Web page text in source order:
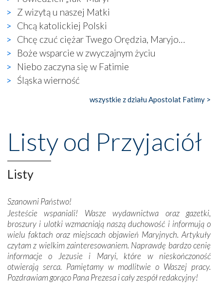
wizerunek Zbawiciela…
Zatem nawet w bezpośrednim otoczeniu sanktuarium
naocznie przekonaliśmy się, że wewnątrz Kościoła toczy
się ogromna walka o kształt katolicyzmu i o serca
wierzących. Do czego to zmaganie może prowadzić,
widzieliśmy w urokliwym, niewielkim mieście Obidos,
gdzie w miejscu dawnego kościoła działa dzisiaj…
księgarnia.
Nasze pielgrzymkowe wyprawy, których celem były
wznoszono na chwałę Bożą, na przykład – w podzięce za
Opatrznościową pomoc w wygranej bitwie o
niepodległość kraju. Zachwyt budziła potężna, a zarazem
misterna architektura tych monumentalnych dzieł,
wspaniałe zdobienia, dbałość ich twórców o detale,
budowniczych.
Podążyliśmy też śladami fatimskich wizjonerów – Łucji
dos Santos oraz świętych Hiacynty i Franciszka Marto.
Modliliśmy się przy ich grobach. Odprawiliśmy Drogę
Krzyżową w ich rodzinnych stronach, odwiedziliśmy
domy, w których żyli.
Z wizytą u naszej Matki
Chcą katolickiej Polski
Chcę czuć ciężar Twego Orędzia, Maryjo…
Boże wsparcie w zwyczajnym życiu
Niebo zaczyna się w Fatimie
Śląska wierność
wszystkie z działu Apostolat Fatimy >
Listy od Przyjaciół
Listy
Szanowni Państwo!
Jesteście wspaniali! Wasze wydawnictwa oraz gazetki,
broszury i ulotki wzmacniają naszą duchowość i informują o
wielu faktach oraz miejscach objawień Maryjnych. Artykuły
czytam z wielkim zainteresowaniem. Naprawdę bardzo cenię
informacje o Jezusie i Maryi, które w nieskończoność
otwierają serca. Pamiętamy w modlitwie o Waszej pracy.
Pozdrawiam gorąco Pana Prezesa i cały zespół redakcyjny!